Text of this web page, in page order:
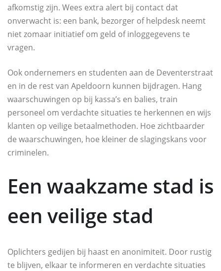
afkomstig zijn. Wees extra alert bij contact dat
onverwacht is: een bank, bezorger of helpdesk neemt
niet zomaar initiatief om geld of inloggegevens te
vragen.
Ook ondernemers en studenten aan de Deventerstraat
en in de rest van Apeldoorn kunnen bijdragen. Hang
waarschuwingen op bij kassa’s en balies, train
personeel om verdachte situaties te herkennen en wijs
klanten op veilige betaalmethoden. Hoe zichtbaarder
de waarschuwingen, hoe kleiner de slagingskans voor
criminelen.
Een waakzame stad is
een veilige stad
Oplichters gedijen bij haast en anonimiteit. Door rustig
te blijven, elkaar te informeren en verdachte situaties